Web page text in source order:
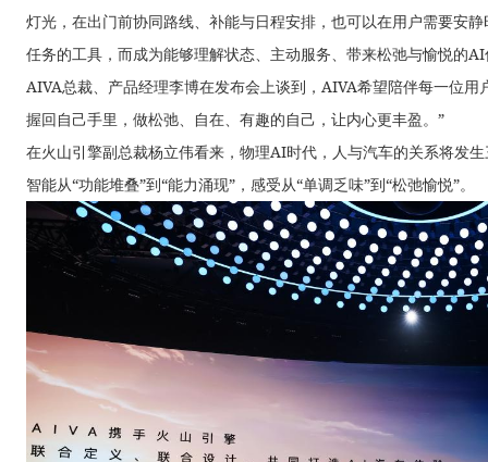
灯光，在出门前协同路线、补能与日程安排，也可以在用户需要安
任务的工具，而成为能够理解状态、主动服务、带来松弛与愉悦的
AIVA总裁、产品经理李博在发布会上谈到，AIVA希望陪伴每一位
握回自己手里，做松弛、自在、有趣的自己，让内心更丰盈。”
在火山引擎副总裁杨立伟看来，物理AI时代，人与汽车的关系将发
智能从“功能堆叠”到“能力涌现”，感受从“单调乏味”到“松弛愉悦”。